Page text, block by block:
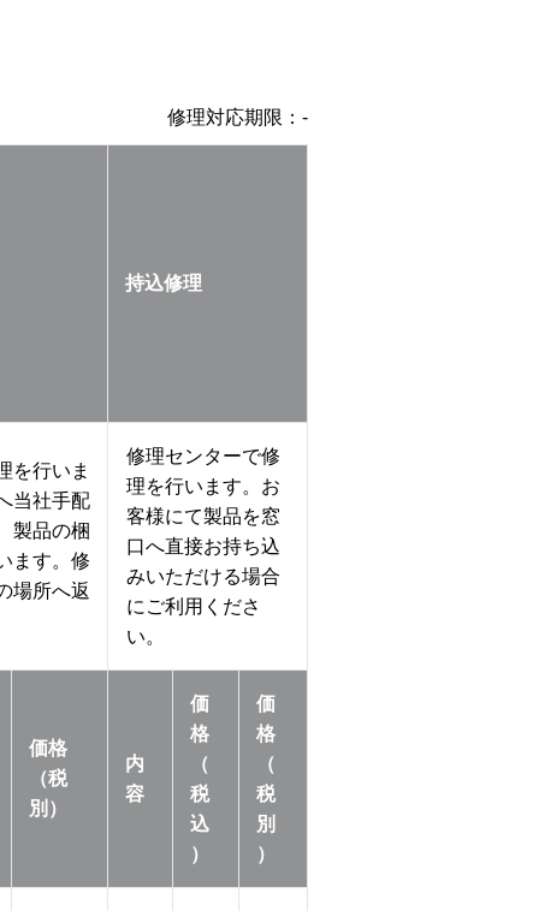
修理対応期限： -
持込修理
を行いま
当社手配
製品の梱
ます。修
場所へ返
修理センターで修
理を行います。お
客様にて製品を窓
口へ直接お持ち込
みいただける場合
にご利用くださ
い。
価格
（税
別）
内
容
価
格
（
税
込
）
価
格
（
税
別
）